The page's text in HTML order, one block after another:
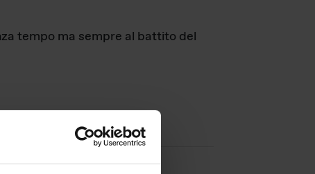
tempo ma sempre al battito del